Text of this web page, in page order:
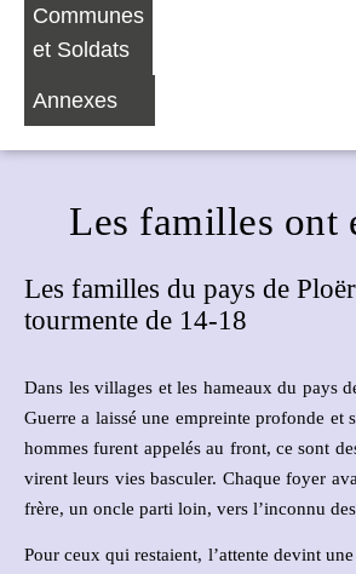
Communes
et Soldats
Annexes
Les familles
Les familles du pays de
tourmente de 14-18
Dans les villages et les hameaux du pays de Ploërmel, la Grande
Guerre a laissé une empreinte profonde et
hommes furent appelés au front, ce sont
virent leurs vies basculer. Chaque foyer
frère, un oncle parti loin, vers l’inconnu
Pour ceux qui restaient, l’attente devint